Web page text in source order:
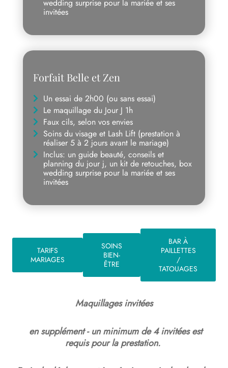
wedding surprise pour la mariée et ses
invitées
Forfait Belle et Zen
Un essai de 2h00 (ou sans essai)
Le maquillage du Jour J 1h
Faux cils, selon vos envies
Soins du visage et Lash Lift (prestation à
réaliser 5 à 2 jours avant le mariage)
Inclus: un guide beauté, conseils et
planning du jour j, un kit de retouches, box
wedding surprise pour la mariée et ses
invitées
TARIFS
MARIAGES
SOINS
BIEN-
ÊTRE
BAR À
PAILLETTES
/
TATOUAGES
Maquillages invitées
en supplément - un minimum de 4 invitées est
requis pour la prestation.